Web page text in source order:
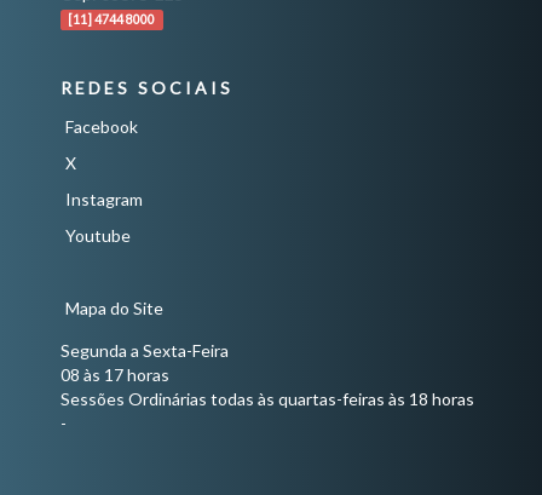
[11] 4744 8000
REDES SOCIAIS
Facebook
X
Instagram
Youtube
Mapa do Site
Segunda a Sexta-Feira
08 às 17 horas
Sessões Ordinárias todas às quartas-feiras às 18 horas
-